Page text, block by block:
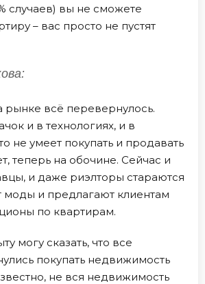
случаев) вы не сможете
– вас просто не пустят
рынке всё перевернулось.
и в технологиях, и в
не умеет покупать и продавать
теперь на обочине. Сейчас и
и даже риэлторы стараются
моды и предлагают клиентам
по квартирам.
могу сказать, что все
покупать недвижимость
не вся недвижимость